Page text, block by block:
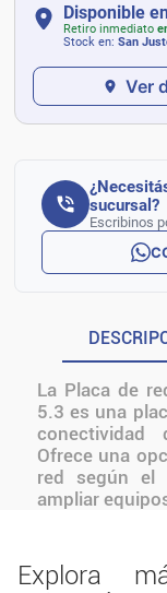
Disponible
Retiro inmediato
Stock en: San
Ver
sucursal?
Escribinos
La Placa de
5.3 es una
conectividad
Ofrece una
red según el
ampliar
Explora